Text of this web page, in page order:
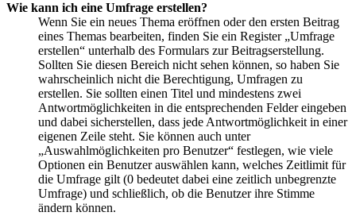
Wie kann ich eine Umfrage erstellen?
Wenn Sie ein neues Thema eröffnen oder den ersten Beitrag
eines Themas bearbeiten, finden Sie ein Register „Umfrage
erstellen“ unterhalb des Formulars zur Beitragserstellung.
Sollten Sie diesen Bereich nicht sehen können, so haben Sie
wahrscheinlich nicht die Berechtigung, Umfragen zu
erstellen. Sie sollten einen Titel und mindestens zwei
Antwortmöglichkeiten in die entsprechenden Felder eingeben
und dabei sicherstellen, dass jede Antwortmöglichkeit in einer
eigenen Zeile steht. Sie können auch unter
„Auswahlmöglichkeiten pro Benutzer“ festlegen, wie viele
Optionen ein Benutzer auswählen kann, welches Zeitlimit für
die Umfrage gilt (0 bedeutet dabei eine zeitlich unbegrenzte
Umfrage) und schließlich, ob die Benutzer ihre Stimme
ändern können.